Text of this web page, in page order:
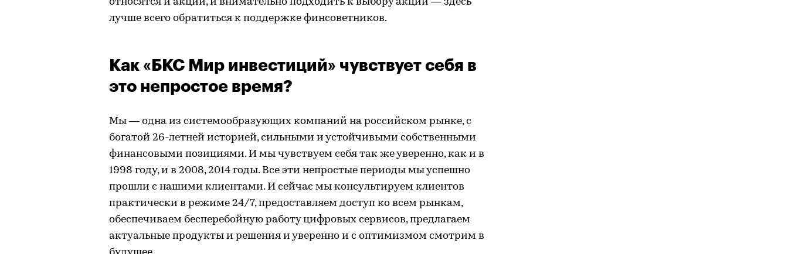
лучше всего обратиться к поддержке финсоветников.
Как «БКС Мир инвестиций» чувствует себя в
это непростое время?
Мы — одна из системообразующих компаний на российском рынке, с
богатой 26-летней историей, сильными и устойчивыми собственными
финансовыми позициями. И мы чувствуем себя так же уверенно, как и в
1998 году, и в 2008, 2014 годы. Все эти непростые периоды мы успешно
прошли с нашими клиентами. И сейчас мы консультируем клиентов
практически в режиме 24/7, предоставляем доступ ко всем рынкам,
обеспечиваем бесперебойную работу цифровых сервисов, предлагаем
актуальные продукты и решения и уверенно и с оптимизмом смотрим в